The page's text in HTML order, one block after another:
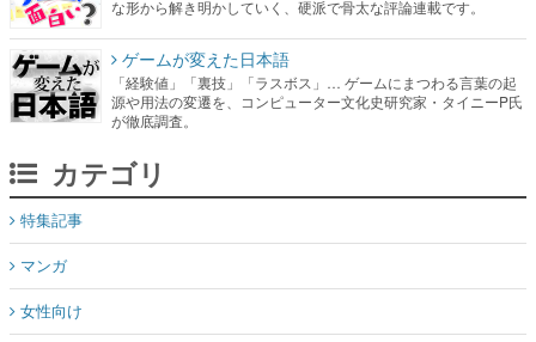
な形から解き明かしていく、硬派で骨太な評論連載です。
ゲームが変えた日本語
「経験値」「裏技」「ラスボス」… ゲームにまつわる言葉の起
源や用法の変遷を、コンピューター文化史研究家・タイニーP氏
が徹底調査。
カテゴリ
特集記事
マンガ
女性向け